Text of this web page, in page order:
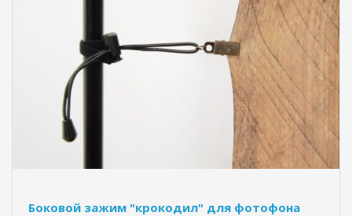
Боковой зажим "крокодил" для фотофона